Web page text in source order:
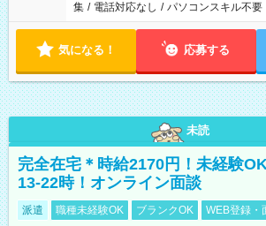
集 / 電話対応なし / パソコンスキル不要
気になる！ 応募する
未読
完全在宅＊時給2170円！未経験
13-22時！オンライン面談
派遣 職種未経験OK ブランクOK WEB登録・